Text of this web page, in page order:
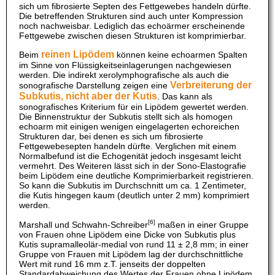
sich um fibrosierte Septen des Fettgewebes handeln dürfte.
Die betreffenden Strukturen sind auch unter Kompression
noch nachweisbar. Lediglich das echoärmer erscheinende
Fettgewebe zwischen diesen Strukturen ist komprimierbar.
Beim reinen Lipödem können keine echoarmen Spalten
im Sinne von Flüssigkeitseinlagerungen nachgewiesen
werden. Die indirekt xerolymphografische als auch die
sonografische Darstellung zeigen eine Verbreiterung der
Subkutis, nicht aber der Kutis . Das kann als
sonografisches Kriterium für ein Lipödem gewertet werden.
Die Binnenstruktur der Subkutis stellt sich als homogen
echoarm mit einigen wenigen eingelagerten echoreichen
Strukturen dar, bei denen es sich um fibrosierte
Fettgewebesepten handeln dürfte. Verglichen mit einem
Normalbefund ist die Echogenität jedoch insgesamt leicht
vermehrt. Des Weiteren lässt sich in der Sono-Elastografie
beim Lipödem eine deutliche Komprimierbarkeit registrieren.
So kann die Subkutis im Durchschnitt um ca. 1 Zentimeter,
die Kutis hingegen kaum (deutlich unter 2 mm) komprimiert
werden.
Marshall und Schwahn-Schreiber[6] maßen in einer Gruppe
von Frauen ohne Lipödem eine Dicke von Subkutis plus
Kutis supramalleolär-medial von rund 11 ± 2,8 mm; in einer
Gruppe von Frauen mit Lipödem lag der durchschnittliche
Wert mit rund 16 mm z.T. jenseits der doppelten